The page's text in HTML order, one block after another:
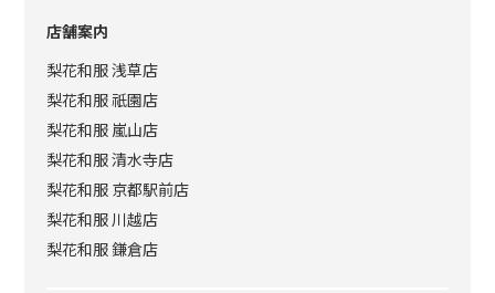
店舗案内
梨花和服 浅草店
梨花和服 祇園店
梨花和服 嵐山店
梨花和服 清水寺店
梨花和服 京都駅前店
梨花和服 川越店
梨花和服 鎌倉店